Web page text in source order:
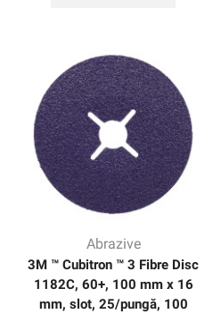
Abrazive
3M ™ Cubitron ™ 3 Fibre Disc
1182C, 60+, 100 mm x 16
mm, slot, 25/pungă, 100